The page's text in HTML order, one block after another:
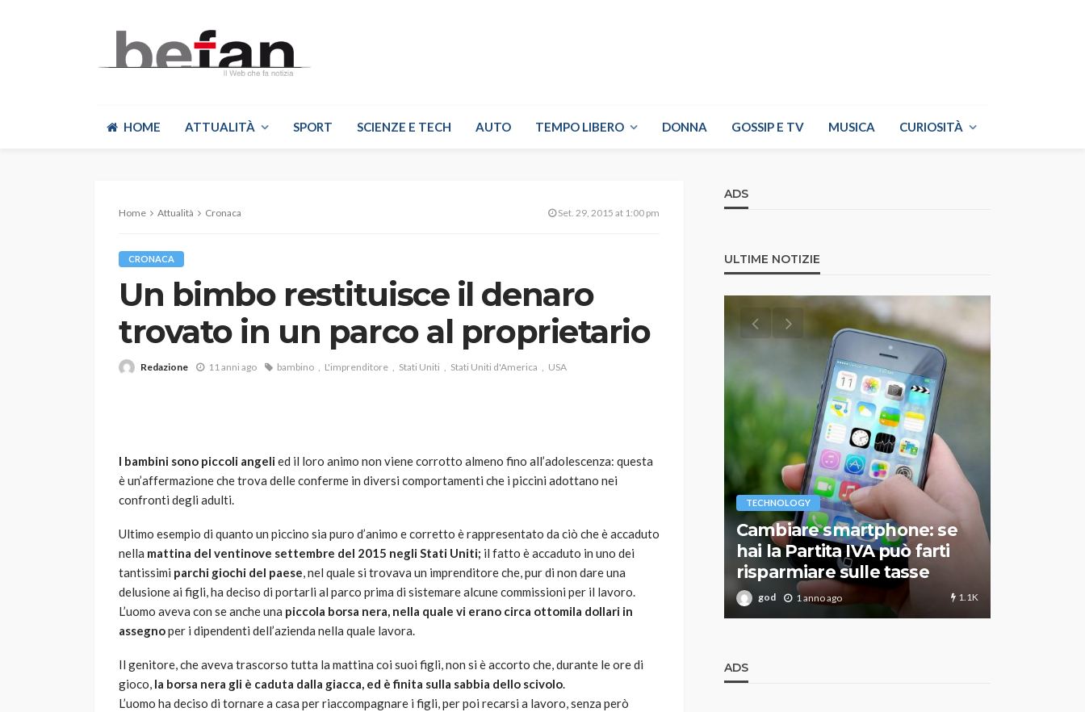
HOME ATTUALITÀ SPORT SCIENZE E TECH AUTO TEMPO LIBERO DONNA GOSSIP E TV MUSICA CURIOSITÀ
Home Attualità Cronaca Set. 29, 2015 at 1:00 pm
CRONACA
Un bimbo restituisce il denaro
trovato in un parco al proprietario
Redazione 11 anni ago bambino L'imprenditore Stati Uniti Stati Uniti d'America USA
I bambini sono piccoli angelied il loro animo non viene corrotto almeno fino all’adolescenza: questa
è un’affermazione che trova delle conferme in diversi comportamenti che i piccini adottano nei
confronti degli adulti.
Ultimo esempio di quanto un piccino sia puro d’animo e corretto è rappresentato da ciò che è accaduto
nella mattina del ventinove settembre del 2015 negli Stati Uniti; il fatto è accaduto in uno dei
tantissimi parchi giochi del paese, nel quale si trovava un imprenditore che, pur di non dare una
delusione ai figli, ha deciso di portarli al parco prima di sistemare alcune commissioni per il lavoro.
L’uomo aveva con se anche una piccola borsa nera, nella quale vi erano circa ottomila dollari in
assegnoper i dipendenti dell’azienda nella quale lavora.
Il genitore, che aveva trascorso tutta la mattina coi suoi figli, non si è accorto che, durante le ore di
gioco, la borsa nera gli è caduta dalla giacca, ed è finita sulla sabbia dello scivolo.
L’uomo ha deciso di tornare a casa per riaccompagnare i figli, per poi recarsi a lavoro, senza però
ADS
ULTIME NOTIZIE
Robot tagliaerba: quale
scegliere per il tuo prato
god 1 anno ago 784
AUTO SPORT
MG alle Final 8 di Coppa
passione per
l’automobilismo
abbracciano la stessa causa
god 9 mesi ago
TECHNOLOGY
Cambiare smartphone: se
hai la Partita IVA può farti
risparmiare sulle tasse
god 1 anno ago 1.1K
ADS